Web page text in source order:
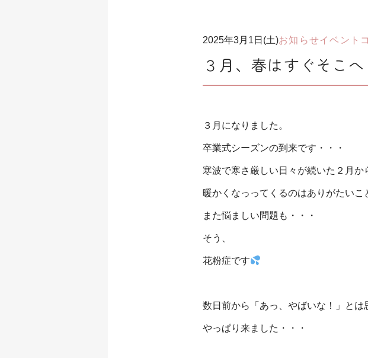
2025年3月1日(土)お知らせイベント
３月、春はすぐそこへ
３月になりました。
卒業式シーズンの到来です・・・
寒波で寒さ厳しい日々が続いた２月か
暖かくなっってくるのはありがたいこ
また悩ましい問題も・・・
そう、
花粉症です
数日前から「あっ、やばいな！」とは
やっぱり来ました・・・